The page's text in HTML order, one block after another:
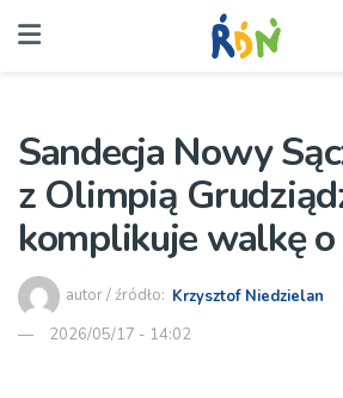
Sandecja Nowy
z Olimpią
komplikuje walkę o
autor / źródło: Krzysztof Niedzielan
2026/05/17 - 14:02